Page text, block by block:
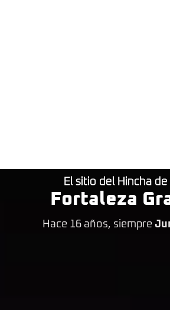
El sitio del Hincha
Fortaleza
Hace 16 años, siempre